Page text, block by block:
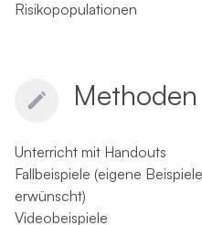
Risikopopulationen
Methoden
Unterricht mit Handouts
Fallbeispiele (eigene
erwünscht)
Videobeispiele